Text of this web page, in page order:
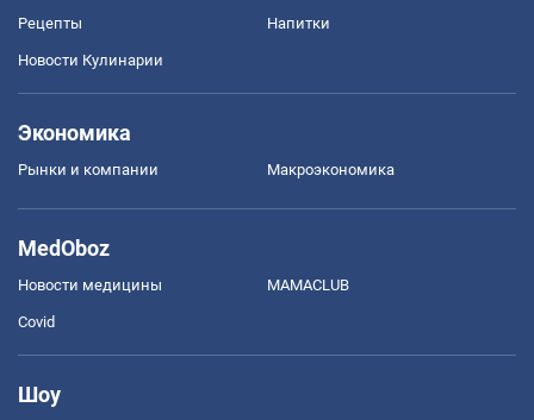
Рецепты Напитки
Новости Кулинарии
Экономика
Рынки и компании Mакроэкономика
MedOboz
Новости медицины MAMACLUB
Covid
Шоу